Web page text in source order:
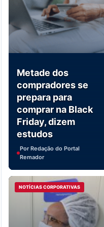
Metade dos
compradores se
prepara para
comprar na Black
Friday, dizem
estudos
Por Redação do Portal
Remador
NOTÍCIAS CORPORATIVAS